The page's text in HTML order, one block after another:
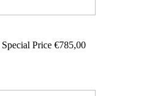
Special Price €785,00